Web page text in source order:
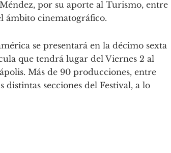
por su aporte al Turismo, entre
ámbito cinematográfico.
se presentará en la décimo sexta
que tendrá lugar del Viernes 2 al
Más de 90 producciones, entre
secciones del Festival, a lo